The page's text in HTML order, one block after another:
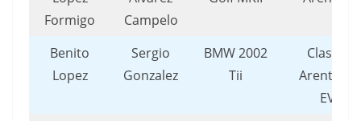
Formigo
Campelo
Benito
Lopez
Sergio
Gonzalez
BMW 2002
Tii
Clasicos
Arenteiro
EVC